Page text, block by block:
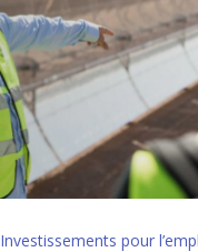
Investissements pour